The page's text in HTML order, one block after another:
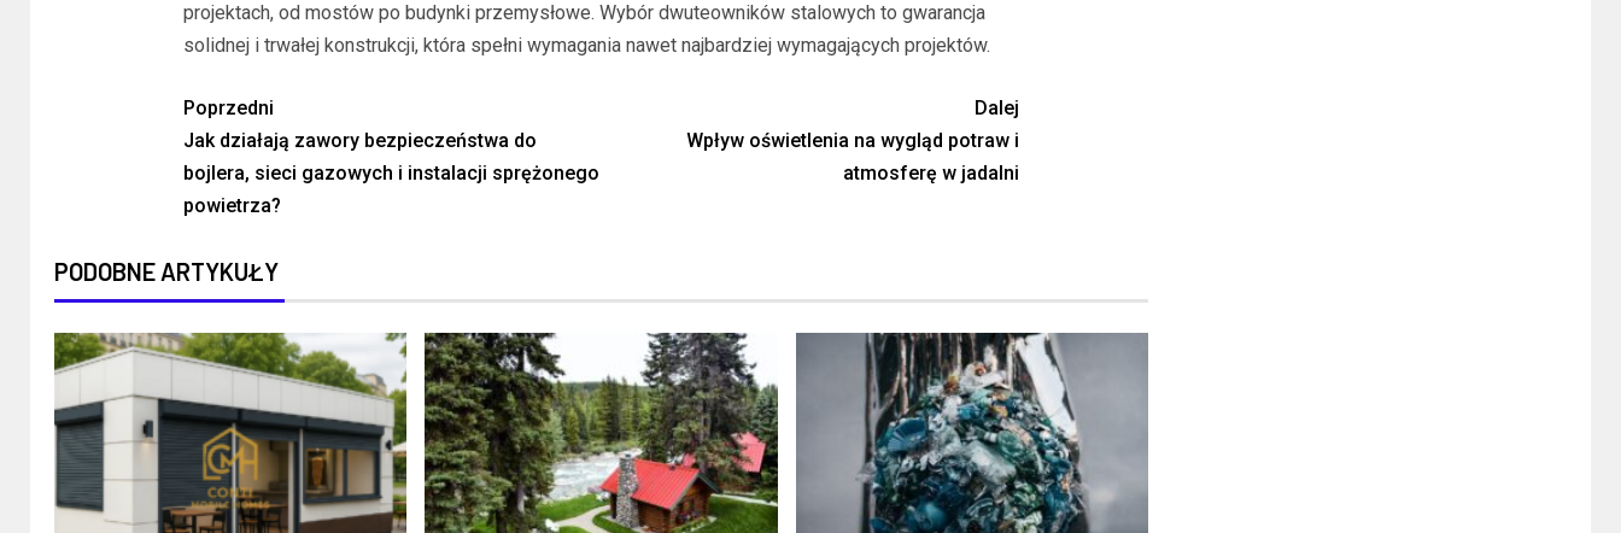
projektach, od mostów po budynki przemysłowe. Wybór dwuteowników stalowych to gwarancja
solidnej i trwałej konstrukcji, która spełni wymagania nawet najbardziej wymagających projektów.
Poprzedni
Jak działają zawory bezpieczeństwa do
bojlera, sieci gazowych i instalacji sprężonego
powietrza?
Dalej
Wpływ oświetlenia na wygląd potraw i
atmosferę w jadalni
PODOBNE ARTYKUŁY